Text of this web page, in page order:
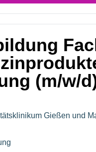
(m/w/
Gießen und